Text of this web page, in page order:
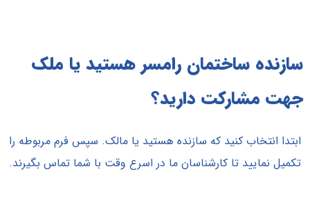
سازنده ساختمان رامسر هستید یا ملک
جهت مشارکت دارید؟
ابتدا انتخاب کنید که سازنده هستید یا مالک. سپس فرم مربوطه را
تکمیل نمایید تا کارشناسان ما در اسرع وقت با شما تماس بگیرند.